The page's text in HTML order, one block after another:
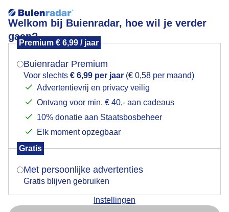
Welkom bij Buienradar, hoe wil je verder
gaan?
Premium € 6,99 / jaar
Buienradar Premium
Voor slechts € 6,99 per jaar (€ 0,58 per maand)
Advertentievrij en privacy veilig
Ontvang voor min. € 40,- aan cadeaus
10% donatie aan Staatsbosbeheer
Elk moment opzegbaar
Gratis
Met persoonlijke advertenties
Gratis blijven gebruiken
Instellingen
KLAPROZEN WOLKENLUCHT ZON RIJNDIJK
WOGNUM NH 16 JUNI
Mogen we je locatie gebruiken voor het
Indien je hier nog geen akkoord op hebt gegeven,
verschijnt er zo een pop-up uit je browser waarin
Is goed, toon de popup
Nu niet, misschien later